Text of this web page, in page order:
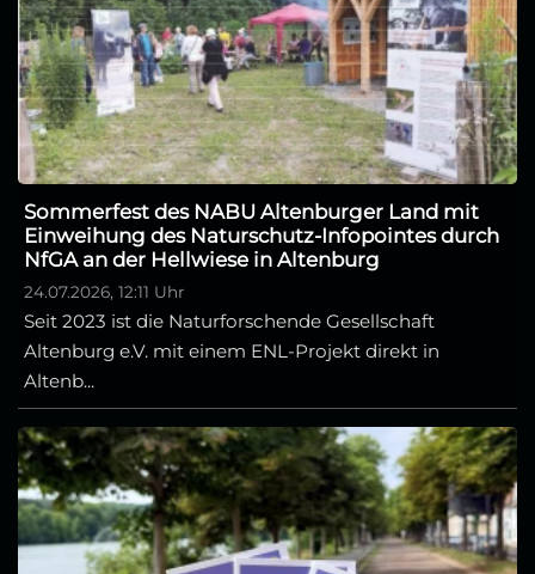
Sommerfest des NABU Altenburger Land mit
Einweihung des Naturschutz-Infopointes durch
NfGA an der Hellwiese in Altenburg
24.07.2026, 12:11 Uhr
Seit 2023 ist die Naturforschende Gesellschaft
Altenburg e.V. mit einem ENL-Projekt direkt in
Altenb...